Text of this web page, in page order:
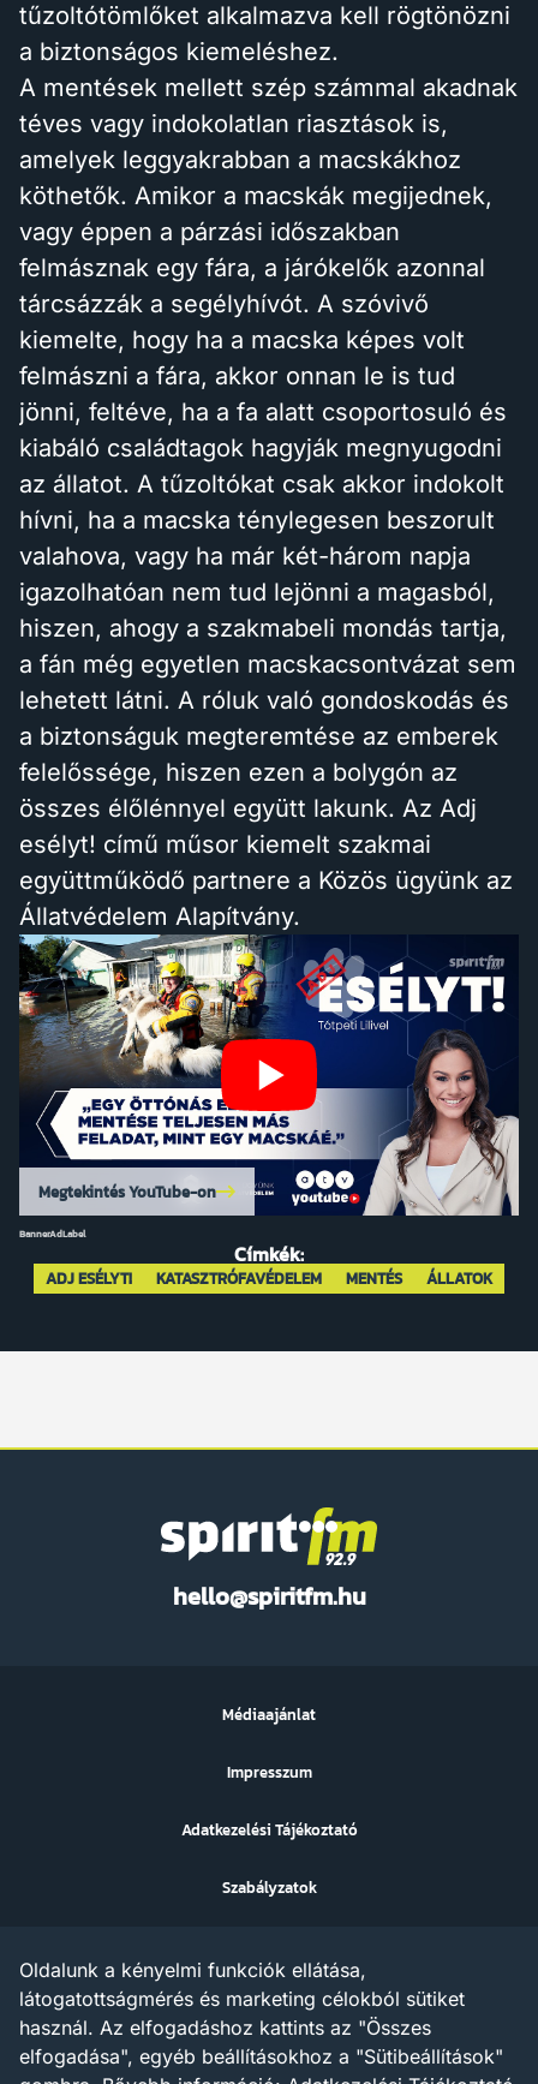
tűzoltótömlőket alkalmazva kell rögtönözni
a biztonságos kiemeléshez.
A mentések mellett szép számmal akadnak
téves vagy indokolatlan riasztások is,
amelyek leggyakrabban a macskákhoz
köthetők. Amikor a macskák megijednek,
vagy éppen a párzási időszakban
felmásznak egy fára, a járókelők azonnal
tárcsázzák a segélyhívót. A szóvivő
kiemelte, hogy ha a macska képes volt
felmászni a fára, akkor onnan le is tud
jönni, feltéve, ha a fa alatt csoportosuló és
kiabáló családtagok hagyják megnyugodni
az állatot. A tűzoltókat csak akkor indokolt
hívni, ha a macska ténylegesen beszorult
valahova, vagy ha már két-három napja
igazolhatóan nem tud lejönni a magasból,
hiszen, ahogy a szakmabeli mondás tartja,
a fán még egyetlen macskacsontvázat sem
lehetett látni. A róluk való gondoskodás és
a biztonságuk megteremtése az emberek
felelőssége, hiszen ezen a bolygón az
összes élőlénnyel együtt lakunk. Az Adj
esélyt! című műsor kiemelt szakmai
együttműködő partnere a Közös ügyünk az
Állatvédelem Alapítvány.
Megtekintés YouTube-on
BannerAdLabel
Címkék:
ADJ ESÉLYT! KATASZTRÓFAVÉDELEM MENTÉS ÁLLATOK
hello@spiritfm.hu
FM
Az ezen a weboldalon megjelenő szövegek, grafikák, képek,
hangfelvételek, video anyagok vagy egyéb tartalmak szerzői jogi
védelem alatt állnak.
Az X AND A Kft. minden jogot fenntart a tartalommal
kapcsolatosan, beleértve a tartalom szöveg- és adatbányászat
Médiaajánlat
Impresszum
Adatkezelési Tájékoztató
Szabályzatok
Oldalunk a kényelmi funkciók ellátása,
látogatottságmérés és marketing célokból sütiket
használ. Az elfogadáshoz kattints az "Összes
elfogadása", egyéb beállításokhoz a "Sütibeállítások"